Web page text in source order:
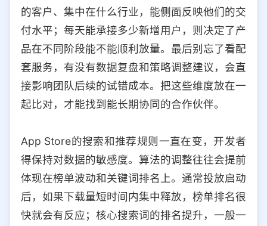
的客户、集中在什么行业，能侧面反映他们的交
付水平；每天能承接多少新增用户，则决定了产
品在不同阶段能不能顺利放量。最后别忘了看配
套服务，有没有数据复盘和策略调整建议，会直
接影响团队后续的试错成本。把这些维度放在一
起比对，才能找到能长期协同的合作伙伴。
App Store的搜索和推荐规则一直在变，开发者
得保持对数据的敏感度。算法的调整往往会提前
体现在榜单波动和关键词排名上。通常投放启动
后，如果下载量短时间内集中释放，榜单排名很
快就会有反应；核心搜索词的排名提升，一般一